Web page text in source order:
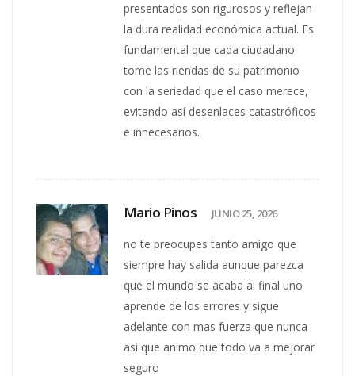
presentados son rigurosos y reflejan
la dura realidad económica actual. Es
fundamental que cada ciudadano
tome las riendas de su patrimonio
con la seriedad que el caso merece,
evitando así desenlaces catastróficos
e innecesarios.
Mario Pinos JUNIO 25, 2026
no te preocupes tanto amigo que
siempre hay salida aunque parezca
que el mundo se acaba al final uno
aprende de los errores y sigue
adelante con mas fuerza que nunca
asi que animo que todo va a mejorar
seguro